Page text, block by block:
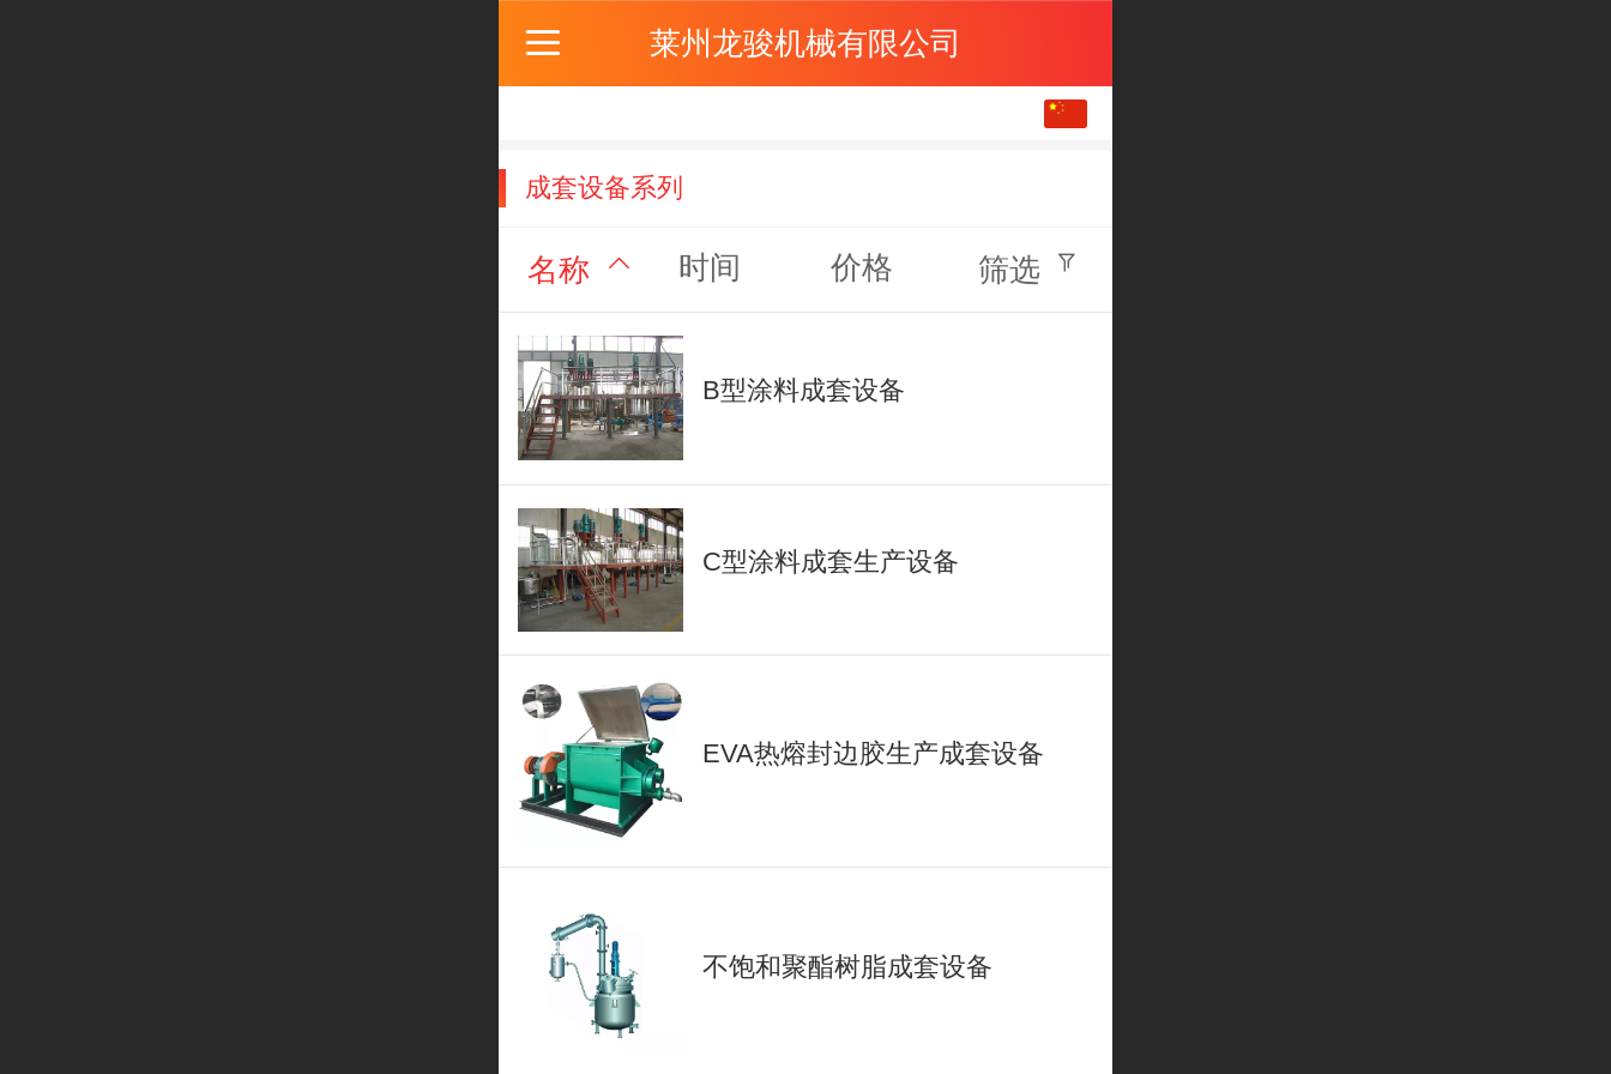
莱州龙骏机械有限公司
成套设备系列
名称 时间 价格 筛选
B型涂料成套设备
C型涂料成套生产设备
EVA热熔封边胶生产成套设备
不饱和聚酯树脂成套设备